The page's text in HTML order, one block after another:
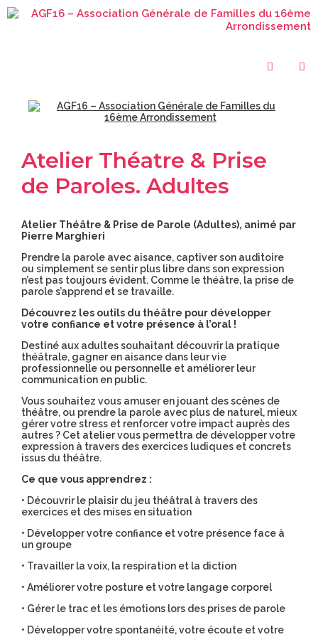
Atelier Théatre & Prise
de Paroles. Adultes
Atelier Théâtre & Prise de Parole (Adultes), animé par
Pierre Marghieri
Prendre la parole avec aisance, captiver son auditoire
ou simplement se sentir plus libre dans son expression
n’est pas toujours évident. Comme le théâtre, la prise de
parole s’apprend et se travaille.
Découvrez les outils du théâtre pour développer
votre confiance et votre présence à l’oral !
Destiné aux adultes souhaitant découvrir la pratique
théâtrale, gagner en aisance dans leur vie
professionnelle ou personnelle et améliorer leur
communication en public.
Vous souhaitez vous amuser en jouant des scènes de
théâtre, ou prendre la parole avec plus de naturel, mieux
gérer votre stress et renforcer votre impact auprès des
autres ? Cet atelier vous permettra de développer votre
expression à travers des exercices ludiques et concrets
issus du théâtre.
Ce que vous apprendrez :
• Découvrir le plaisir du jeu théâtral à travers des
exercices et des mises en situation
• Développer votre confiance et votre présence face à
un groupe
• Travailler la voix, la respiration et la diction
• Améliorer votre posture et votre langage corporel
• Gérer le trac et les émotions lors des prises de parole
• Développer votre spontanéité, votre écoute et votre